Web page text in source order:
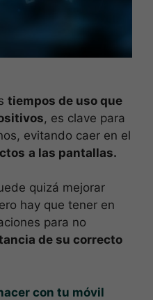
tiempos de uso que
, es clave para
evitando caer en el
a las pantallas.
quizá mejorar
hay que tener en
para no
de su correcto
con tu móvil